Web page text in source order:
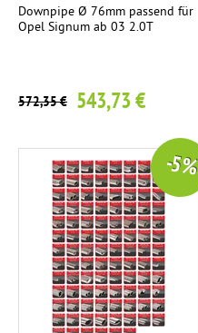
Downpipe Ø 76mm passend für
Opel Signum ab 03 2.0T
572,35 € 543,73 €
-5 %